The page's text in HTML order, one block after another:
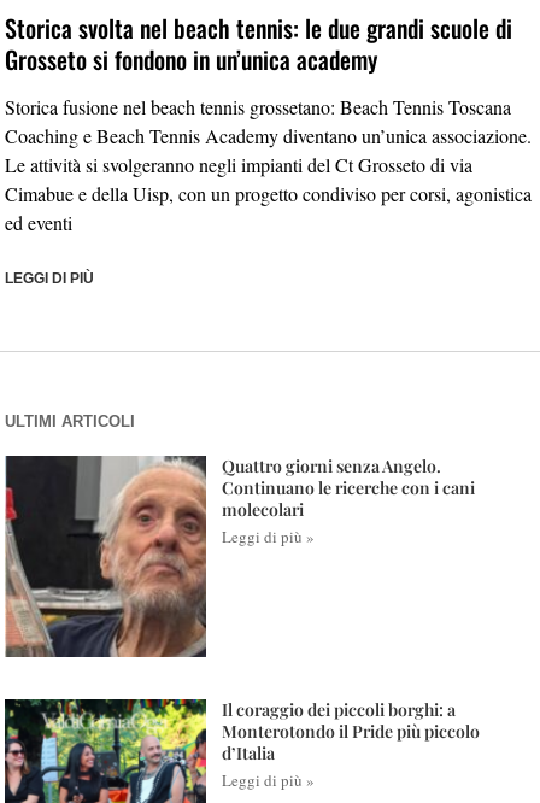
Storica svolta nel beach tennis: le due grandi scuole di
Grosseto si fondono in un’unica academy
Storica fusione nel beach tennis grossetano: Beach Tennis Toscana
Coaching e Beach Tennis Academy diventano un’unica associazione.
Le attività si svolgeranno negli impianti del Ct Grosseto di via
Cimabue e della Uisp, con un progetto condiviso per corsi, agonistica
ed eventi
LEGGI DI PIÙ
ULTIMI ARTICOLI
Quattro giorni senza Angelo.
Continuano le ricerche con i cani
molecolari
Leggi di più »
Il coraggio dei piccoli borghi: a
Monterotondo il Pride più piccolo
d’Italia
Leggi di più »